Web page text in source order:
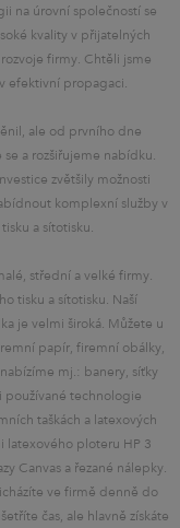
na úrovní společností se
kvality v přijatelných
firmy. Chtěli jsme
efektivní propagaci.
ale od prvního dne
a rozšiřujeme nabídku.
zvětšily možnosti
komplexní služby v
a sítotisku.
střední a velké firmy.
tisku a sítotisku. Naší
je velmi široká. Můžete u
papír, firemní obálky,
mj.: banery, síťky
používané technologie
taškách a latexových
latexového ploteru HP 3
Canvas a řezané nálepky.
ve firmě denně do
čas, ale hlavně získáte